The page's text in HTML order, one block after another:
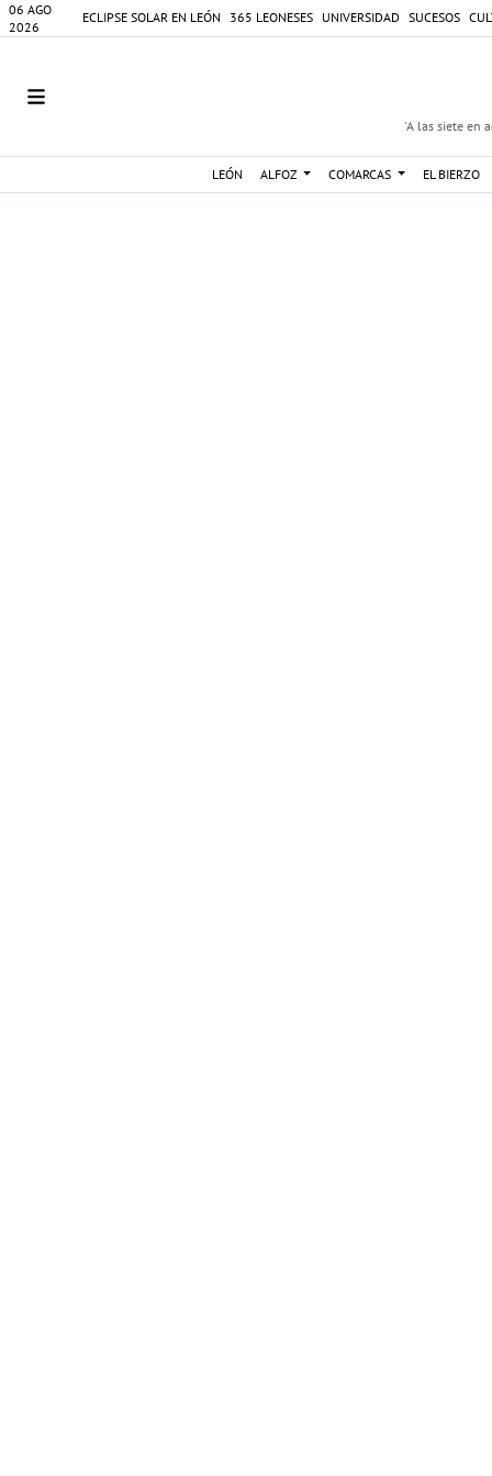
06 AGO
2026
ECLIPSE SOLAR EN LEÓN 365 LEONESES UNIVERSIDAD SUCESOS
'A las siete en
LEÓN ALFOZ COMARCAS EL BIERZO